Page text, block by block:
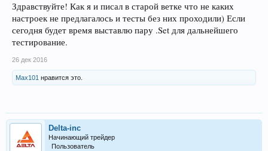
Здравствуйте! Как я и писал в старой ветке что не каких
настроек не предлагалось и тесты без них проходили) Если
сегодня будет время выставлю пару .Set для дальнейшего
тестирование.
26 дек 2016
Max101 нравится это.
Delta-inc
Начинающий трейдер
Пользователь